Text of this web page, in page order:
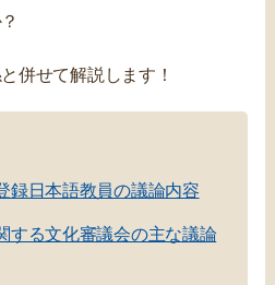
併せて解説します！
録日本語教員の議論内容
する文化審議会の主な議論